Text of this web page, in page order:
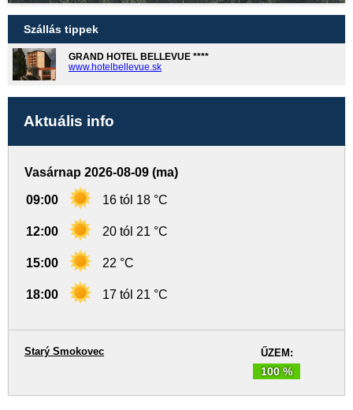
Szállás tippek
GRAND HOTEL BELLEVUE ****
www.hotelbellevue.sk
Aktuális info
Vasárnap 2026-08-09 (ma)
09:00 16 tól 18 °C
12:00 20 tól 21 °C
15:00 22 °C
18:00 17 tól 21 °C
ŰZEM:
100 %
Starý Smokovec